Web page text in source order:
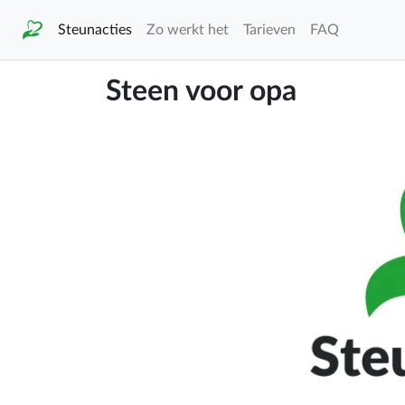
Steunacties Zo werkt het Tarieven FAQ
Steen voor opa